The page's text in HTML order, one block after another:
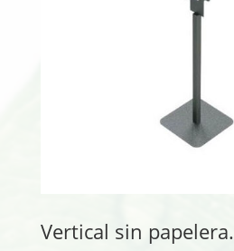
Vertical sin papelera.